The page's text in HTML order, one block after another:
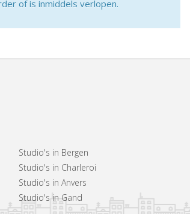
of is inmiddels verlopen.
Studio's in Bergen
Studio's in Charleroi
Studio's in Anvers
Studio's in Gand